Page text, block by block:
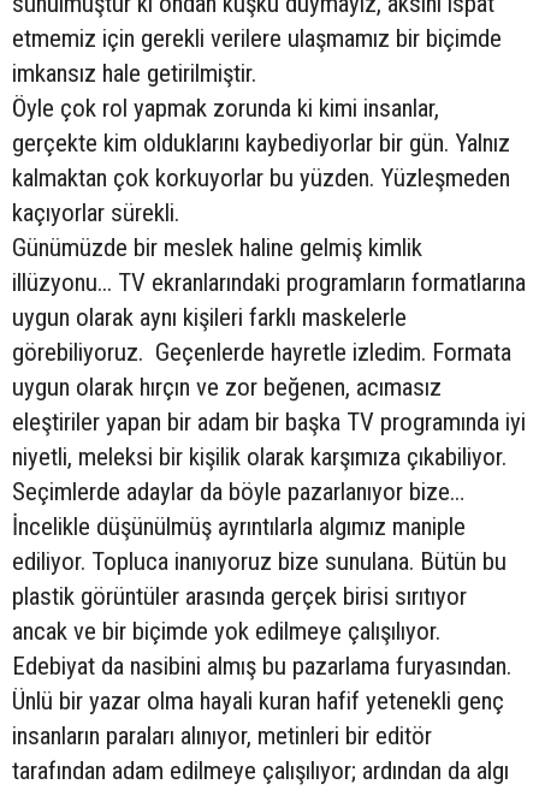
etmemiz için gerekli verilere ulaşmamız bir biçimde
imkansız hale getirilmiştir.
Öyle çok rol yapmak zorunda ki kimi insanlar,
gerçekte kim olduklarını kaybediyorlar bir gün. Yalnız
kalmaktan çok korkuyorlar bu yüzden. Yüzleşmeden
kaçıyorlar sürekli.
Günümüzde bir meslek haline gelmiş kimlik
illüzyonu... TV ekranlarındaki programların formatlarına
uygun olarak aynı kişileri farklı maskelerle
görebiliyoruz. Geçenlerde hayretle izledim. Formata
uygun olarak hırçın ve zor beğenen, acımasız
eleştiriler yapan bir adam bir başka TV programında iyi
niyetli, meleksi bir kişilik olarak karşımıza çıkabiliyor.
Seçimlerde adaylar da böyle pazarlanıyor bize…
İncelikle düşünülmüş ayrıntılarla algımız maniple
ediliyor. Topluca inanıyoruz bize sunulana. Bütün bu
plastik görüntüler arasında gerçek birisi sırıtıyor
ancak ve bir biçimde yok edilmeye çalışılıyor.
Edebiyat da nasibini almış bu pazarlama furyasından.
Ünlü bir yazar olma hayali kuran hafif yetenekli genç
insanların paraları alınıyor, metinleri bir editör
tarafından adam edilmeye çalışılıyor; ardından da algı